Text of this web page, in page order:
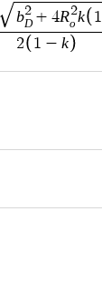
b2
D + 4R2
ok 1
2 1 − k